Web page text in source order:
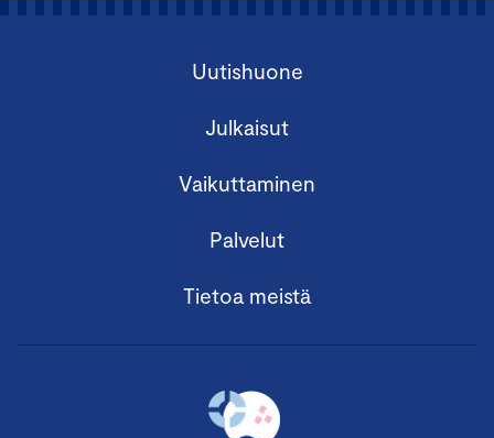
Uutishuone
Julkaisut
Vaikuttaminen
Palvelut
Tietoa meistä